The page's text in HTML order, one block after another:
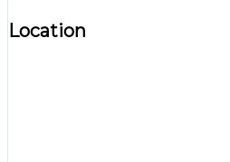
Location